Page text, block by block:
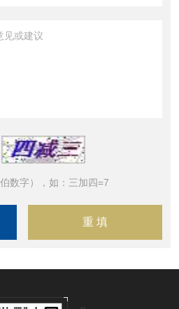
数字），如：三加四=7